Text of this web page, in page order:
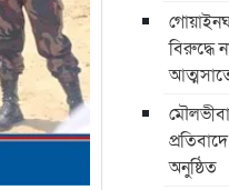
বিরুদ্ধে
অনুষ্ঠিত